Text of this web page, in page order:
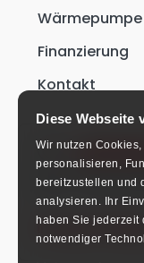
Diese Webseite
Wir nutzen
personalisieren,
bereitzustellen und
analysieren.
Ihr
haben Sie jederzeit
notwendiger
Wärmepumpe
Finanzierung
Kontakt
+49
Mo-Fr: 8:00-